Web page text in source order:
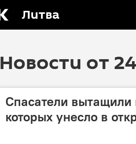
Литва
Новости от
Спасатели вытащили
которых унесло в